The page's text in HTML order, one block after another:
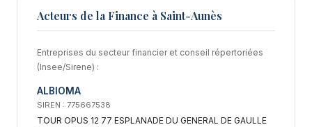
Acteurs de la Finance à Saint-Aunès
Entreprises du secteur financier et conseil répertoriées
(Insee/Sirene) :
ALBIOMA
SIREN : 775667538
TOUR OPUS 12 77 ESPLANADE DU GENERAL DE GAULLE